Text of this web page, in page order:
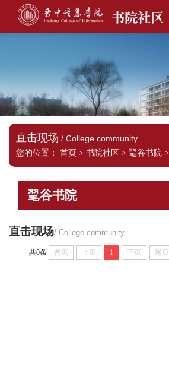
书院社区
直击现场 / College community
您的位置：
首页 > 书院社区 > 毣谷书院 >
毣谷书院
直击现场/ College community
共0条 首页 上页 1 下页 尾页